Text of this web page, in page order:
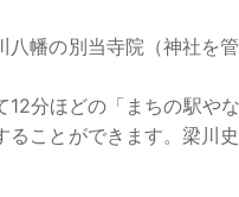
八幡の別当寺院（神社を
12分ほどの「まちの駅
ることができます。梁川